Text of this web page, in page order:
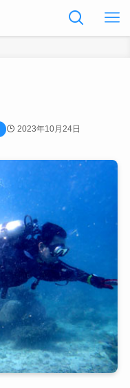
2023年10月24日